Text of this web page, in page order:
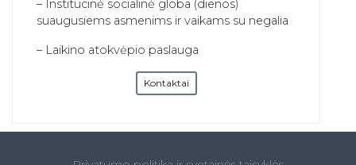
– Institucinė socialinė globa (dienos)
suaugusiems asmenims ir vaikams su negalia
– Laikino atokvėpio paslauga
Kontaktai